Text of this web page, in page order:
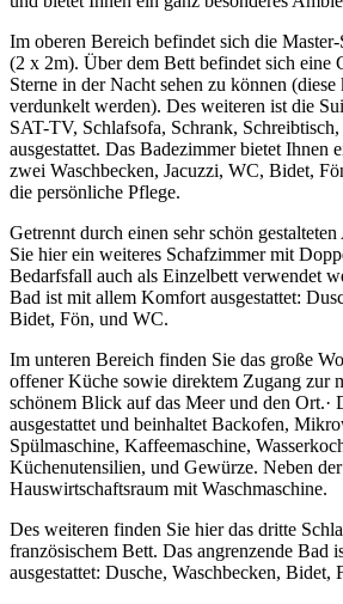
Im oberen Bereich befindet sich die
(2 x 2m). Über dem Bett befindet sich eine
Sterne in der Nacht sehen zu können
verdunkelt werden). Des weiteren ist die
SAT-TV, Schlafsofa, Schrank,
ausgestattet. Das Badezimmer bietet Ihnen
zwei Waschbecken, Jacuzzi, WC, Bidet,
die persönliche Pflege.
Getrennt durch einen sehr schön
Sie hier ein weiteres Schafzimmer mit
Bedarfsfall auch als Einzelbett verwendet
Bad ist mit allem Komfort ausgestattet:
Bidet, Fön, und WC.
Im unteren Bereich finden Sie das große
offener Küche sowie direktem Zugang zur
schönem Blick auf das Meer und den Ort.·
ausgestattet und beinhaltet Backofen,
Spülmaschine, Kaffeemaschine,
Küchenutensilien, und Gewürze. Neben
Hauswirtschaftsraum mit Waschmaschine.
Des weiteren finden Sie hier das dritte
französischem Bett. Das angrenzende Bad
ausgestattet: Dusche, Waschbecken, Bidet,